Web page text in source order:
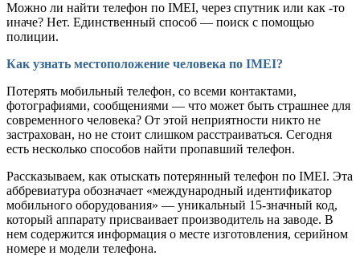
Можно ли найти телефон по IMEI, через спутник или как -то
иначе? Нет. Единственный способ — поиск с помощью
полиции.
Как узнать местоположение человека по IMEI?
Потерять мобильный телефон, со всеми контактами,
фотографиями, сообщениями — что может быть страшнее для
современного человека? От этой неприятности никто не
застрахован, но не стоит слишком расстраиваться. Сегодня
есть несколько способов найти пропавший телефон.
Рассказываем, как отыскать потерянный телефон по IMEI. Эта
аббревиатура обозначает «международный идентификатор
мобильного оборудования» — уникальный 15-значный код,
который аппарату присваивает производитель на заводе. В
нем содержится информация о месте изготовления, серийном
номере и модели телефона.